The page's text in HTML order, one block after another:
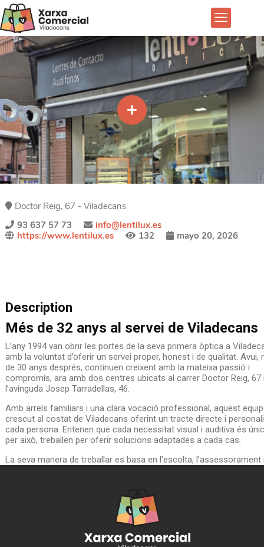
Doctor Reig, 67 - Viladecans
93 637 57 73
info@lentilux.es
https://www.lentilux.es
132 mayo 20, 2026
Description
Més de 32 anys al servei de Viladecans
L’any 1994 van obrir les portes de la seva primera òptica a
amb la voluntat d’oferir un servei proper, honest i de qualitat. Avui,
de 30 anys després, continuen creixent amb la mateixa passió i
compromís, ara amb dos centres ubicats al carrer Doctor Reig, 67
l’avinguda Josep Tarradellas, 46.
Amb arrels familiars i una clara vocació professional, aquest
crescut al costat de Viladecans oferint un tracte directe i
cada persona. Entenen que cada necessitat visual i auditiva és
per això, treballen per oferir solucions adaptades a cada cas.
La seva manera de treballar es basa en l’escolta, l’assessorament
A més, aposten per la formació contínua i per les últimes
tecnològiques en lents oftàlmiques, lents de contacte i audiòfons,
garantint així un servei actualitzat i de qualitat.
Des del primer dia, el benestar i la satisfacció dels seus clients